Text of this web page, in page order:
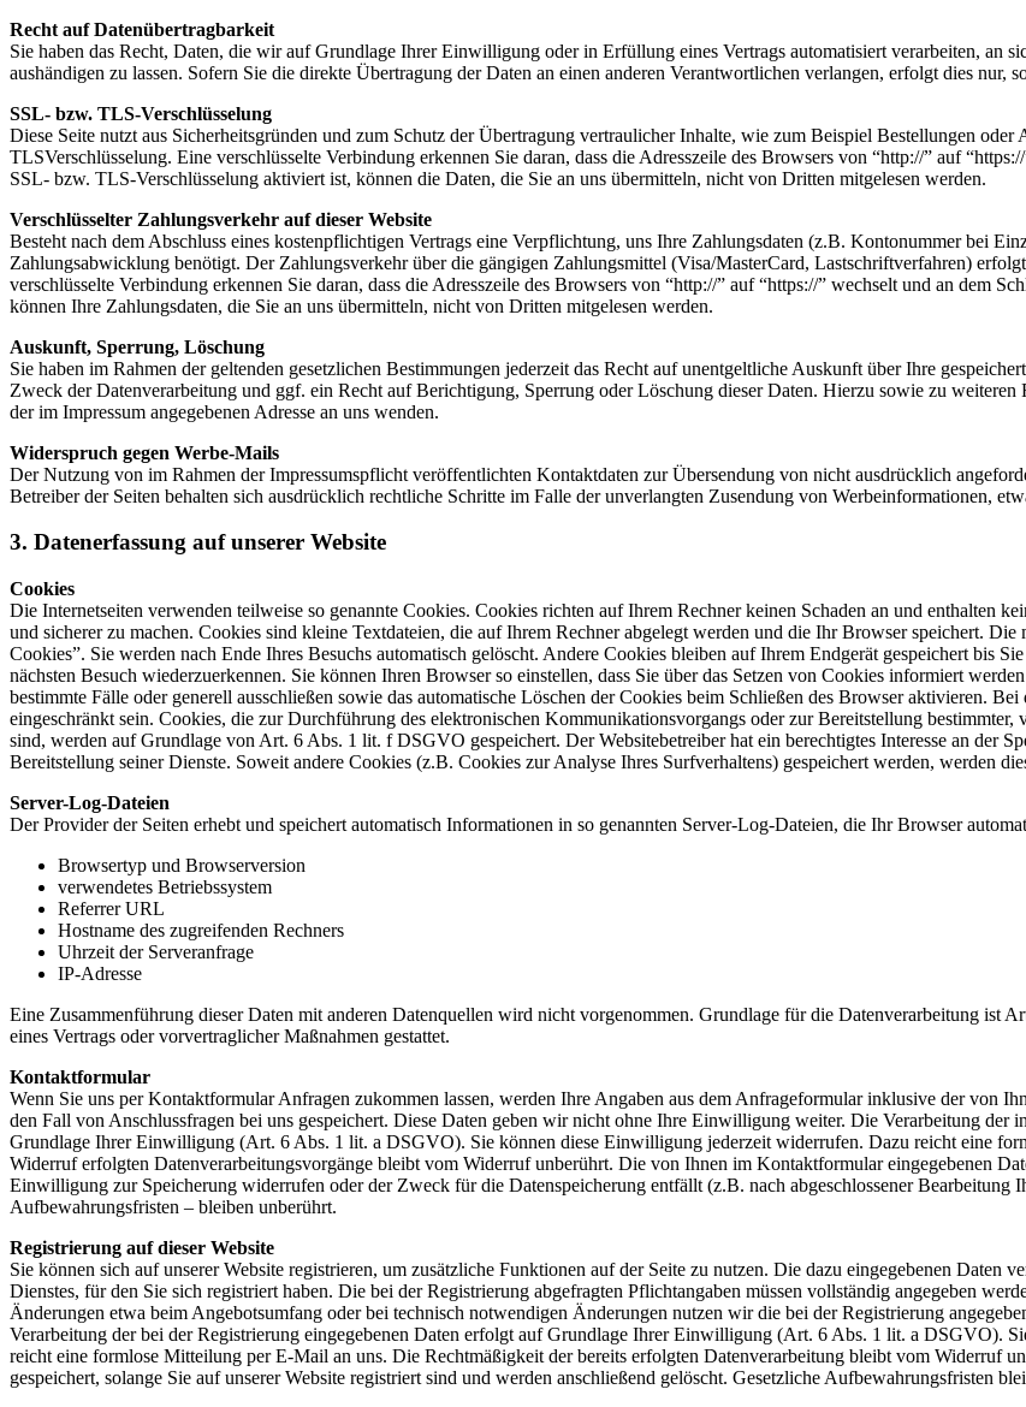
Recht auf Datenübertragbarkeit
Sie haben das Recht, Daten, die wir auf Grundlage Ihrer Einwilligung oder in Erfüllung eines Vertrags automatisiert verarbeiten, an
aushändigen zu lassen. Sofern Sie die direkte Übertragung der Daten an einen anderen Verantwortlichen verlangen, erfolgt dies nur,
SSL- bzw. TLS-Verschlüsselung
Diese Seite nutzt aus Sicherheitsgründen und zum Schutz der Übertragung vertraulicher Inhalte, wie zum Beispiel Bestellungen oder
TLSVerschlüsselung. Eine verschlüsselte Verbindung erkennen Sie daran, dass die Adresszeile des Browsers von “http://” auf
SSL- bzw. TLS-Verschlüsselung aktiviert ist, können die Daten, die Sie an uns übermitteln, nicht von Dritten mitgelesen werden.
Verschlüsselter Zahlungsverkehr auf dieser Website
Besteht nach dem Abschluss eines kostenpflichtigen Vertrags eine Verpflichtung, uns Ihre Zahlungsdaten (z.B. Kontonummer bei
Zahlungsabwicklung benötigt. Der Zahlungsverkehr über die gängigen Zahlungsmittel (Visa/MasterCard, Lastschriftverfahren)
verschlüsselte Verbindung erkennen Sie daran, dass die Adresszeile des Browsers von “http://” auf “https://” wechselt und an dem
können Ihre Zahlungsdaten, die Sie an uns übermitteln, nicht von Dritten mitgelesen werden.
Auskunft, Sperrung, Löschung
Sie haben im Rahmen der geltenden gesetzlichen Bestimmungen jederzeit das Recht auf unentgeltliche Auskunft über Ihre
Zweck der Datenverarbeitung und ggf. ein Recht auf Berichtigung, Sperrung oder Löschung dieser Daten. Hierzu sowie zu weiteren
der im Impressum angegebenen Adresse an uns wenden.
Widerspruch gegen Werbe-Mails
Der Nutzung von im Rahmen der Impressumspflicht veröffentlichten Kontaktdaten zur Übersendung von nicht ausdrücklich
Betreiber der Seiten behalten sich ausdrücklich rechtliche Schritte im Falle der unverlangten Zusendung von Werbeinformationen,
3. Datenerfassung auf unserer Website
Cookies
Die Internetseiten verwenden teilweise so genannte Cookies. Cookies richten auf Ihrem Rechner keinen Schaden an und enthalten
und sicherer zu machen. Cookies sind kleine Textdateien, die auf Ihrem Rechner abgelegt werden und die Ihr Browser speichert.
Cookies”. Sie werden nach Ende Ihres Besuchs automatisch gelöscht. Andere Cookies bleiben auf Ihrem Endgerät gespeichert bis
nächsten Besuch wiederzuerkennen. Sie können Ihren Browser so einstellen, dass Sie über das Setzen von Cookies informiert
bestimmte Fälle oder generell ausschließen sowie das automatische Löschen der Cookies beim Schließen des Browser aktivieren.
eingeschränkt sein. Cookies, die zur Durchführung des elektronischen Kommunikationsvorgangs oder zur Bereitstellung
sind, werden auf Grundlage von Art. 6 Abs. 1 lit. f DSGVO gespeichert. Der Websitebetreiber hat ein berechtigtes Interesse an der
Bereitstellung seiner Dienste. Soweit andere Cookies (z.B. Cookies zur Analyse Ihres Surfverhaltens) gespeichert werden, werden
Server-Log-Dateien
Der Provider der Seiten erhebt und speichert automatisch Informationen in so genannten Server-Log-Dateien, die Ihr Browser
Browsertyp und Browserversion
verwendetes Betriebssystem
Referrer URL
Hostname des zugreifenden Rechners
Uhrzeit der Serveranfrage
IP-Adresse
Eine Zusammenführung dieser Daten mit anderen Datenquellen wird nicht vorgenommen. Grundlage für die Datenverarbeitung
eines Vertrags oder vorvertraglicher Maßnahmen gestattet.
Kontaktformular
Wenn Sie uns per Kontaktformular Anfragen zukommen lassen, werden Ihre Angaben aus dem Anfrageformular inklusive der von
den Fall von Anschlussfragen bei uns gespeichert. Diese Daten geben wir nicht ohne Ihre Einwilligung weiter. Die Verarbeitung der
Grundlage Ihrer Einwilligung (Art. 6 Abs. 1 lit. a DSGVO). Sie können diese Einwilligung jederzeit widerrufen. Dazu reicht eine
Widerruf erfolgten Datenverarbeitungsvorgänge bleibt vom Widerruf unberührt. Die von Ihnen im Kontaktformular eingegebenen
Einwilligung zur Speicherung widerrufen oder der Zweck für die Datenspeicherung entfällt (z.B. nach abgeschlossener Bearbeitung
Aufbewahrungsfristen – bleiben unberührt.
Registrierung auf dieser Website
Sie können sich auf unserer Website registrieren, um zusätzliche Funktionen auf der Seite zu nutzen. Die dazu eingegebenen
Dienstes, für den Sie sich registriert haben. Die bei der Registrierung abgefragten Pflichtangaben müssen vollständig angegeben
Änderungen etwa beim Angebotsumfang oder bei technisch notwendigen Änderungen nutzen wir die bei der Registrierung
Verarbeitung der bei der Registrierung eingegebenen Daten erfolgt auf Grundlage Ihrer Einwilligung (Art. 6 Abs. 1 lit. a DSGVO).
reicht eine formlose Mitteilung per E-Mail an uns. Die Rechtmäßigkeit der bereits erfolgten Datenverarbeitung bleibt vom Widerruf
gespeichert, solange Sie auf unserer Website registriert sind und werden anschließend gelöscht. Gesetzliche Aufbewahrungsfristen